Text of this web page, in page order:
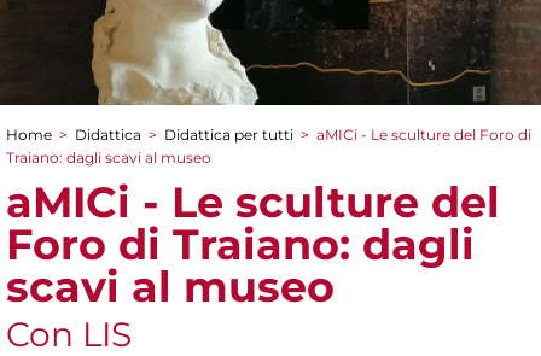
Tu sei qui
Home > Didattica > Didattica per tutti > aMICi - Le sculture del Foro di
Traiano: dagli scavi al museo
aMICi - Le sculture del
Foro di Traiano: dagli
scavi al museo
Con LIS